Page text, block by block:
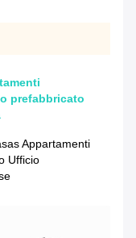
prefabbricato
Appartamenti
Ufficio